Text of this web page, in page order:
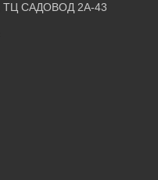
ТЦ САДОВОД 2А-43